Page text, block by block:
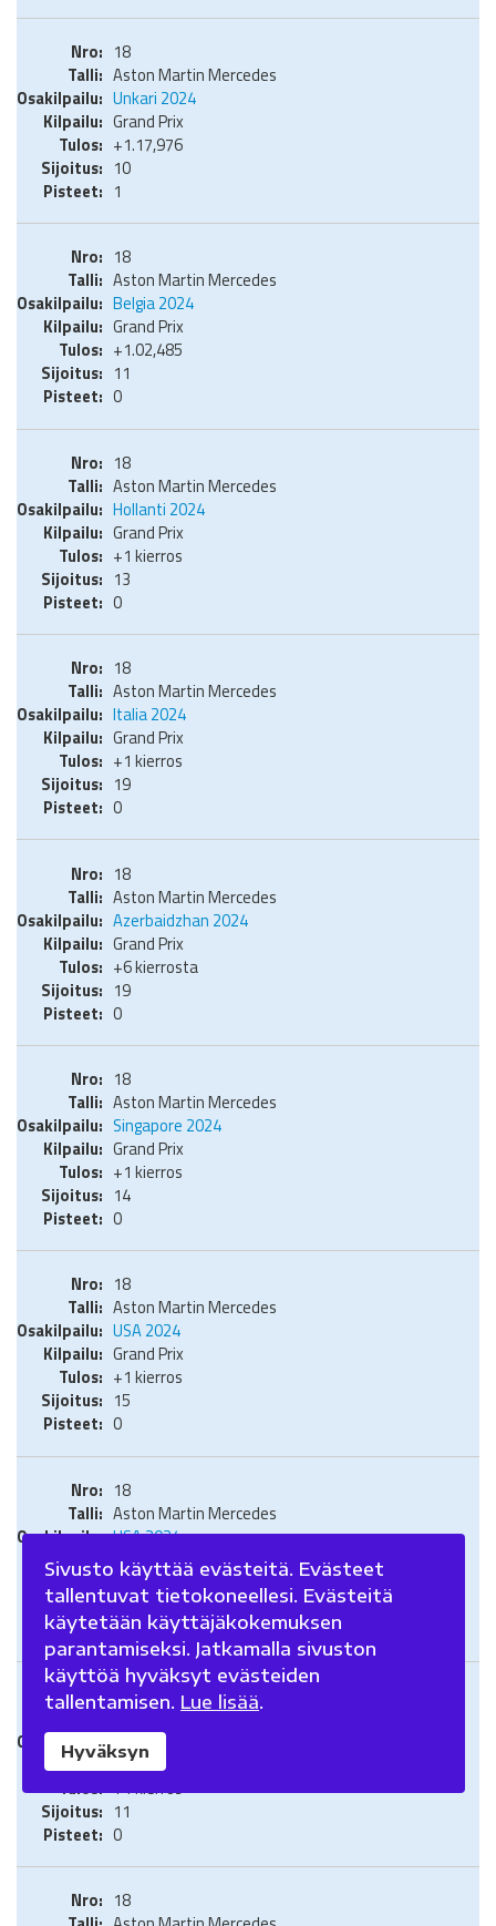
18
Aston Martin Mercedes
Unkari 2024
Grand Prix
+1.17,976
10
1
18
Aston Martin Mercedes
Belgia 2024
Grand Prix
+1.02,485
11
0
18
Aston Martin Mercedes
Hollanti 2024
Grand Prix
+1 kierros
13
0
18
Aston Martin Mercedes
Italia 2024
Grand Prix
+1 kierros
19
0
18
Aston Martin Mercedes
Azerbaidzhan 2024
Grand Prix
+6 kierrosta
19
0
18
Aston Martin Mercedes
Singapore 2024
Grand Prix
+1 kierros
14
0
18
Aston Martin Mercedes
USA 2024
Grand Prix
+1 kierros
15
0
18
Aston Martin Mercedes
USA 2024
Sprintti
+41,236
13
0
18
Aston Martin Mercedes
Meksiko 2024
Grand Prix
+1 kierros
11
0
18
Sivusto käyttää evästeitä. Evästeet
tallentuvat tietokoneellesi. Evästeitä
käytetään käyttäjäkokemuksen
parantamiseksi. Jatkamalla sivuston
käyttöä hyväksyt evästeiden
tallentamisen. Lue lisää.
Hyväksyn